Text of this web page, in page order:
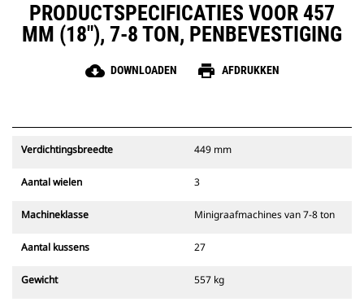
PRODUCTSPECIFICATIES VOOR 457
MM (18"), 7-8 TON, PENBEVESTIGING
cloud_download DOWNLOADEN print AFDRUKKEN
Verdichtingsbreedte 449 mm
Aantal wielen 3
Machineklasse Minigraafmachines van 7-8 ton
Aantal kussens 27
Gewicht 557 kg